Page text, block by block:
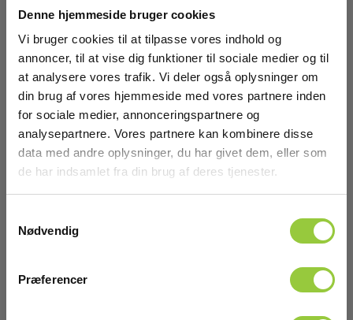
Denne hjemmeside bruger cookies
Vi bruger cookies til at tilpasse vores indhold og
annoncer, til at vise dig funktioner til sociale medier og til
at analysere vores trafik. Vi deler også oplysninger om
din brug af vores hjemmeside med vores partnere inden
for sociale medier, annonceringspartnere og
analysepartnere. Vores partnere kan kombinere disse
data med andre oplysninger, du har givet dem, eller som
de har indsamlet fra din brug af deres tjenester.
Nødvendig
Præferencer
Kvadrat:
Længde:
100m
Farve:
Gul
Længde (m):
Vis mere
Tilbehør